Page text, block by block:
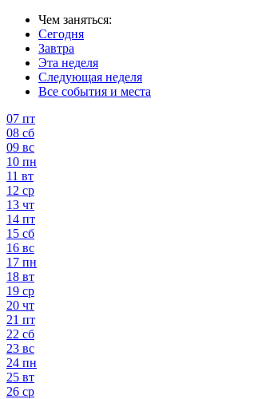
Чем заняться:
Сегодня
Завтра
Эта неделя
Следующая неделя
Все события и места
07 пт
08 сб
09 вс
10 пн
11 вт
12 ср
13 чт
14 пт
15 сб
16 вс
17 пн
18 вт
19 ср
20 чт
21 пт
22 сб
23 вс
24 пн
25 вт
26 ср